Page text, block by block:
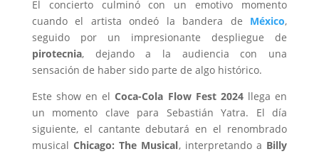
El concierto culminó con un emotivo momento
cuando el artista ondeó la bandera de
México,
seguido por un impresionante despliegue de
pirotecnia, dejando a la audiencia con una
sensación de haber sido parte de algo histórico.
Este show en elCoca-Cola Flow Fest 2024llega en
un momento clave para Sebastián Yatra. El día
siguiente, el cantante debutará en el renombrado
musicalChicago: The Musical, interpretando a Billy